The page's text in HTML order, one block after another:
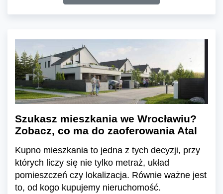
Szukasz mieszkania we Wrocławiu?
Zobacz, co ma do zaoferowania Atal
Kupno mieszkania to jedna z tych decyzji, przy
których liczy się nie tylko metraż, układ
pomieszczeń czy lokalizacja. Równie ważne jest
to, od kogo kupujemy nieruchomość.